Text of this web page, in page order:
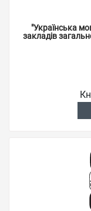
"Українська
закладів